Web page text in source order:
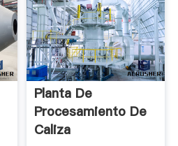
Planta De
Procesamiento De
Caliza